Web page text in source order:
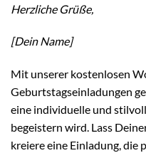
Herzliche Grüße,
[Dein Name]
Mit unserer kostenlosen
Geburtstagseinladungen
eine individuelle und
begeistern wird. Lass
kreiere eine Einladung, die